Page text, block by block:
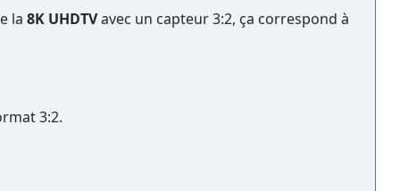
la 8K UHDTVavec un capteur 3:2, ça correspond à
3:2.